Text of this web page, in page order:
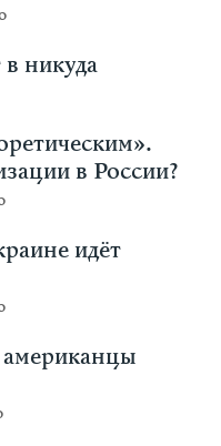
никуда
в России?
идёт